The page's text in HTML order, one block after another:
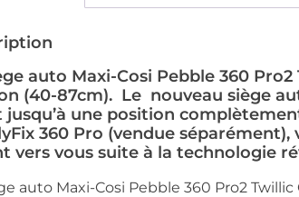
auto Maxi-Cosi Pebble 360
(40-87cm). Le nouveau siège
jusqu’à une position
360 Pro (vendue
vers vous suite à la technologie
auto Maxi-Cosi Pebble 360 Pro2